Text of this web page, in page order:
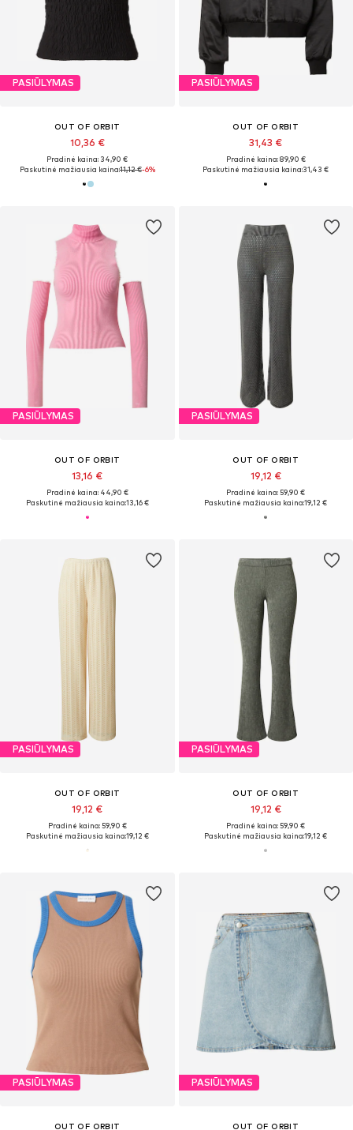
PASIŪLYMAS
OUT OF ORBIT
10,36 €
Pradinė kaina: 34,90 €
Paskutinė mažiausia kaina:11,12 €-6%
PASIŪLYMAS
OUT OF ORBIT
31,43 €
Pradinė kaina: 89,90 €
Paskutinė mažiausia kaina:31,43 €
PASIŪLYMAS
OUT OF ORBIT
13,16 €
Pradinė kaina: 44,90 €
Paskutinė mažiausia kaina:13,16 €
PASIŪLYMAS
OUT OF ORBIT
19,12 €
Pradinė kaina: 59,90 €
Paskutinė mažiausia kaina:19,12 €
PASIŪLYMAS
OUT OF ORBIT
19,12 €
Pradinė kaina: 59,90 €
Paskutinė mažiausia kaina:19,12 €
PASIŪLYMAS
OUT OF ORBIT
19,12 €
Pradinė kaina: 59,90 €
Paskutinė mažiausia kaina:19,12 €
PASIŪLYMAS
OUT OF ORBIT
PASIŪLYMAS
OUT OF ORBIT